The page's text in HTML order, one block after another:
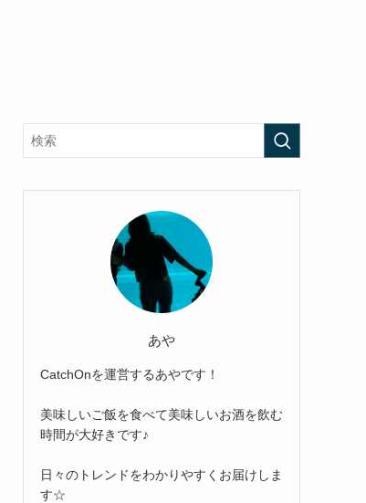
あや
CatchOnを運営するあやです！
美味しいご飯を食べて美味しいお酒を飲む
時間が大好きです♪
日々のトレンドをわかりやすくお届けしま
す☆